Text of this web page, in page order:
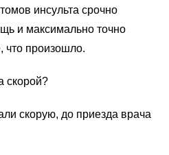
инсульта срочно
и максимально точно
что произошло.
скорой?
скорую, до приезда врача